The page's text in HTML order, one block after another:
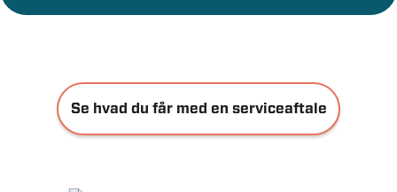
Se hvad du får med en serviceaftale